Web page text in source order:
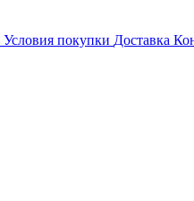
Условия покупки Доставка